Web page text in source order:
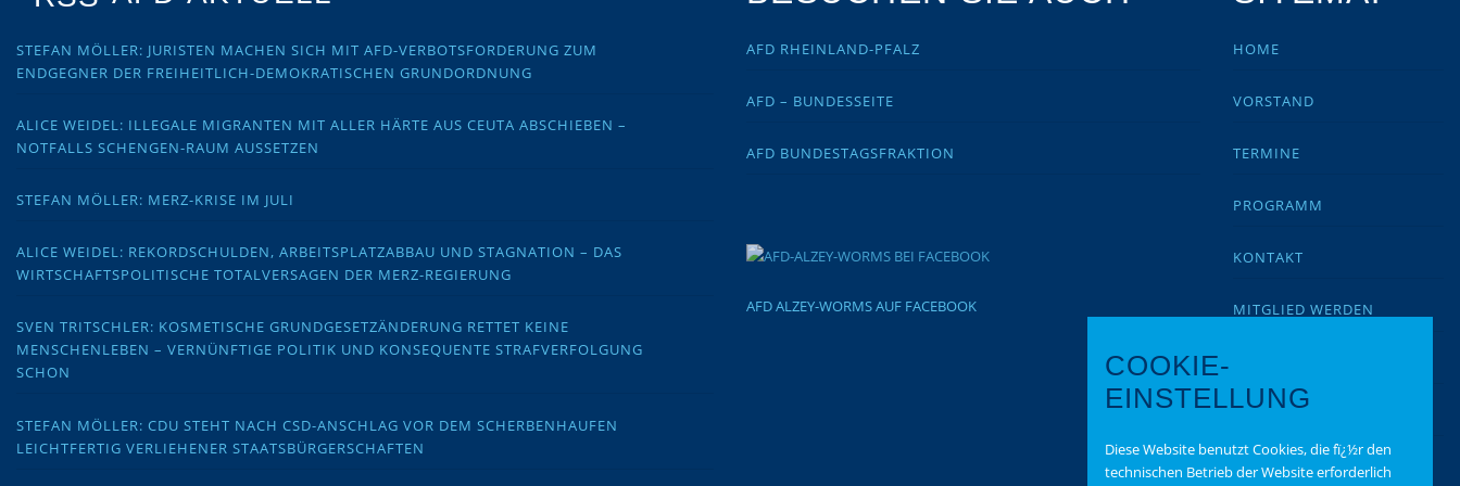
STEFAN MÖLLER: JURISTEN MACHEN SICH MIT AFD-VERBOTSFORDERUNG ZUM
ENDGEGNER DER FREIHEITLICH-DEMOKRATISCHEN GRUNDORDNUNG
ALICE WEIDEL: ILLEGALE MIGRANTEN MIT ALLER HÄRTE AUS CEUTA ABSCHIEBEN –
NOTFALLS SCHENGEN-RAUM AUSSETZEN
STEFAN MÖLLER: MERZ-KRISE IM JULI
ALICE WEIDEL: REKORDSCHULDEN, ARBEITSPLATZABBAU UND STAGNATION – DAS
WIRTSCHAFTSPOLITISCHE TOTALVERSAGEN DER MERZ-REGIERUNG
SVEN TRITSCHLER: KOSMETISCHE GRUNDGESETZÄNDERUNG RETTET KEINE
MENSCHENLEBEN – VERNÜNFTIGE POLITIK UND KONSEQUENTE STRAFVERFOLGUNG
SCHON
STEFAN MÖLLER: CDU STEHT NACH CSD-ANSCHLAG VOR DEM SCHERBENHAUFEN
LEICHTFERTIG VERLIEHENER STAATSBÜRGERSCHAFTEN
AFD RHEINLAND-PFALZ
AFD – BUNDESSEITE
AFD BUNDESTAGSFRAKTION
AFD ALZEY-WORMS AUF FACEBOOK
HOME
VORSTAND
TERMINE
PROGRAMM
KONTAKT
MITGLIED WERDEN
DATENSCHUTZ
BEITRAGSARCHIV
COOKIE-
EINSTELLUNG
Diese Website benutzt Cookies, die fï¿½r den
technischen Betrieb der Website erforderlich